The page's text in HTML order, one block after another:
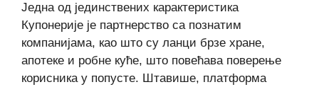
Једна од јединствених карактеристика
Купонерије је партнерство са познатим
компанијама, као што су ланци брзе хране,
апотеке и робне куће, што повећава поверење
корисника у попусте. Штавише, платформа